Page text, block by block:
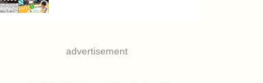
advertisement